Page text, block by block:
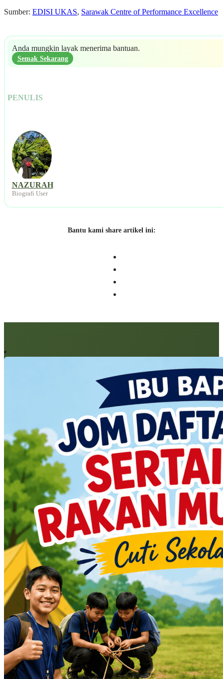
Sumber: EDISI UKAS, Sarawak Centre of Performance Excellence
Anda mungkin layak menerima bantuan.
Semak Sekarang
PENULIS
NAZURAH
Biografi User
Bantu kami share artikel ini: